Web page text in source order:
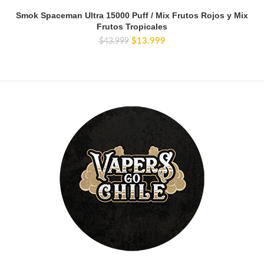
Smok Spaceman Ultra 15000 Puff / Mix Frutos Rojos y Mix
Frutos Tropicales
$43.999 El
$13.999El